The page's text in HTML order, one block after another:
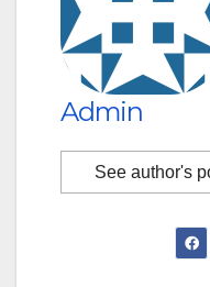
Admin
See author's